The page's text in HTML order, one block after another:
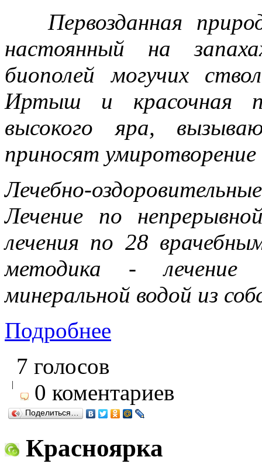
Первозданная
настоянный на
биополей могучих
Иртыш и красочная
высокого яра,
приносят умиротворение
Лечебно-
Лечение по
лечения по 28
методика - лечение
минеральной водой из
Подробнее
7 голосов
| 0 коментариев
Поделиться…
Красноярка